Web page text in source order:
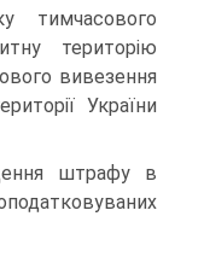
тимчасового
територію
вивезення
України
штрафу в